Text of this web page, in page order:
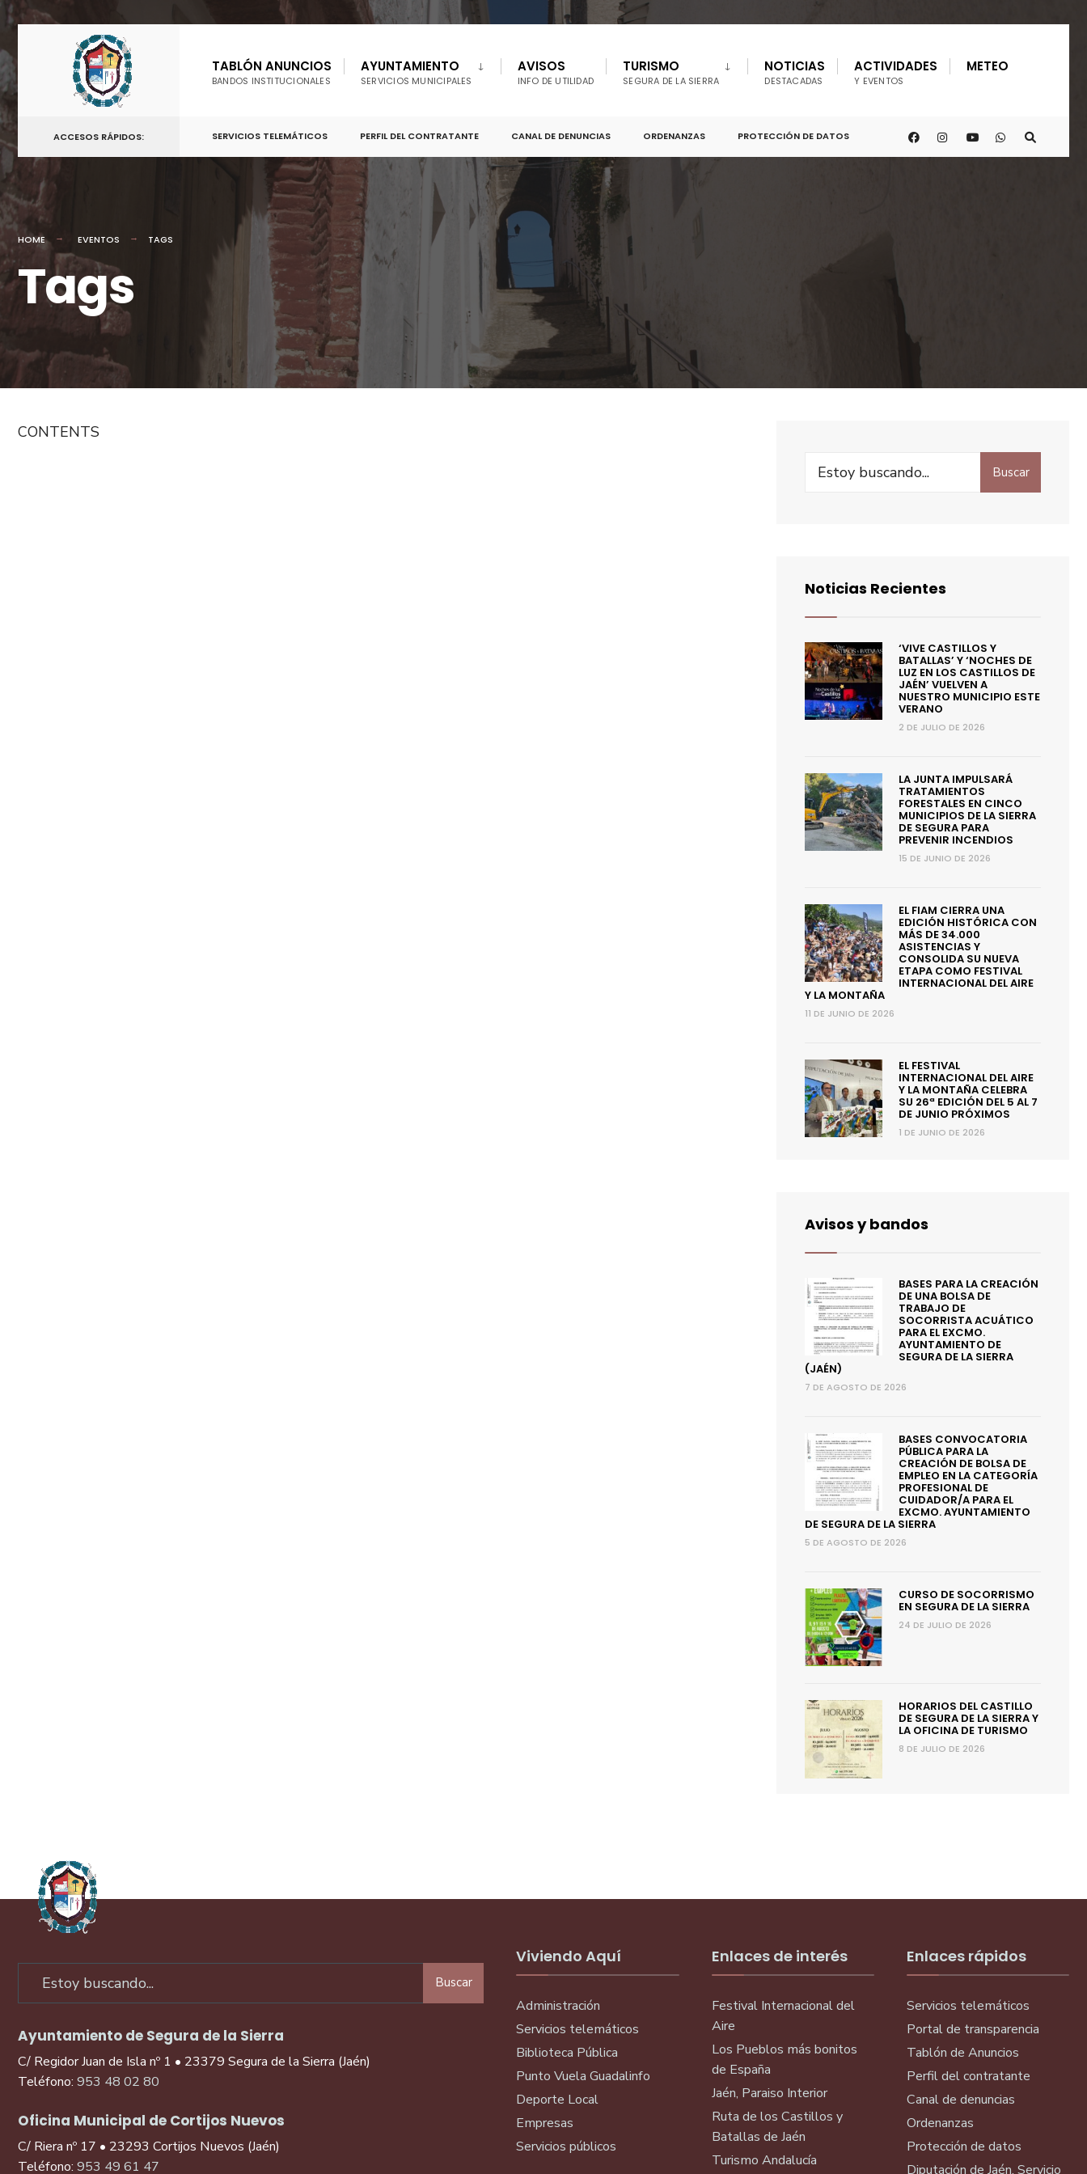
TABLÓN ANUNCIOS
BANDOS INSTITUCIONALES
AYUNTAMIENTO
SERVICIOS MUNICIPALES
AVISOS
INFO DE UTILIDAD
TURISMO
SEGURA DE LA SIERRA
NOTICIAS
DESTACADAS
ACTIVIDADES
Y EVENTOS
METEO
ACCESOS RÁPIDOS: SERVICIOS TELEMÁTICOS PERFIL DEL CONTRATANTE CANAL DE DENUNCIAS ORDENANZAS PROTECCIÓN DE DATOS
HOME EVENTOS TAGS
Tags
CONTENTS
Buscar
Noticias Recientes
‘VIVE CASTILLOS Y
BATALLAS’ Y ‘NOCHES DE
LUZ EN LOS CASTILLOS DE
JAÉN’ VUELVEN A
NUESTRO MUNICIPIO ESTE
VERANO
2 DE JULIO DE 2026
LA JUNTA IMPULSARÁ
TRATAMIENTOS
FORESTALES EN CINCO
MUNICIPIOS DE LA SIERRA
DE SEGURA PARA
PREVENIR INCENDIOS
15 DE JUNIO DE 2026
EL FIAM CIERRA UNA
EDICIÓN HISTÓRICA CON
MÁS DE 34.000
ASISTENCIAS Y
CONSOLIDA SU NUEVA
ETAPA COMO FESTIVAL
INTERNACIONAL DEL AIRE
Y LA MONTAÑA
11 DE JUNIO DE 2026
EL FESTIVAL
INTERNACIONAL DEL AIRE
Y LA MONTAÑA CELEBRA
SU 26ª EDICIÓN DEL 5 AL 7
DE JUNIO PRÓXIMOS
1 DE JUNIO DE 2026
Avisos y bandos
BASES PARA LA CREACIÓN
DE UNA BOLSA DE
TRABAJO DE
SOCORRISTA ACUÁTICO
PARA EL EXCMO.
AYUNTAMIENTO DE
SEGURA DE LA SIERRA
(JAÉN)
7 DE AGOSTO DE 2026
BASES CONVOCATORIA
PÚBLICA PARA LA
CREACIÓN DE BOLSA DE
EMPLEO EN LA CATEGORÍA
PROFESIONAL DE
CUIDADOR/A PARA EL
EXCMO. AYUNTAMIENTO
DE SEGURA DE LA SIERRA
5 DE AGOSTO DE 2026
CURSO DE SOCORRISMO
EN SEGURA DE LA SIERRA
24 DE JULIO DE 2026
HORARIOS DEL CASTILLO
DE SEGURA DE LA SIERRA Y
LA OFICINA DE TURISMO
8 DE JULIO DE 2026
Buscar
Ayuntamiento de Segura de la Sierra
C/ Regidor Juan de Isla nº 1 • 23379 Segura de la Sierra (Jaén)
Teléfono: 953 48 02 80
Oficina Municipal de Cortijos Nuevos
C/ Riera nº 17 • 23293 Cortijos Nuevos (Jaén)
Teléfono: 953 49 61 47
Viviendo Aquí
Administración
Servicios telemáticos
Biblioteca Pública
Punto Vuela Guadalinfo
Deporte Local
Empresas
Servicios públicos
Enlaces de interés
Festival Internacional del
Aire
Los Pueblos más bonitos
de España
Jaén, Paraiso Interior
Ruta de los Castillos y
Batallas de Jaén
Turismo Andalucía
Enlaces rápidos
Servicios telemáticos
Portal de transparencia
Tablón de Anuncios
Perfil del contratante
Canal de denuncias
Ordenanzas
Protección de datos
Diputación de Jaén, Servicio